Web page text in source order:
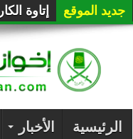
جديد الموقع إتاوة
الرئيسية الأخبار